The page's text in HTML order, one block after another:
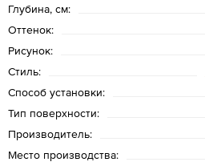
Глубина, см:
Оттенок:
Рисунок:
Стиль:
Способ установки:
Тип поверхности:
Производитель:
Место производства: